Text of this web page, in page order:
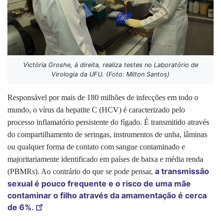
Victória Groshe, à direita, realiza testes no Laboratório de
Virologia da UFU. (Foto: Milton Santos)
Responsável por mais de 180 milhões de infecções em todo o
mundo, o vírus da hepatite C (HCV) é caracterizado pelo
processo inflamatório persistente do fígado. É transmitido através
do compartilhamento de seringas, instrumentos de unha, lâminas
ou qualquer forma de contato com sangue contaminado e
majoritariamente identificado em países de baixa e média renda
(PBMRs). Ao contrário do que se pode pensar, a transmissão
sexual é pouco frequente e o risco de uma mãe
contaminar o filho através da amamentação é cerca
de 6%.